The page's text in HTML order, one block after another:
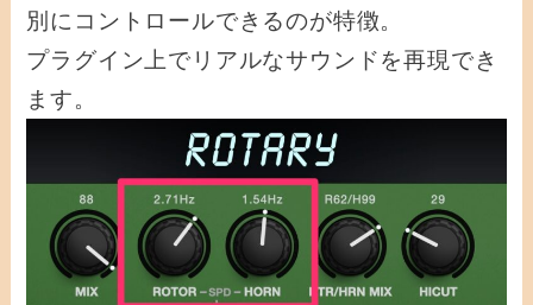
別にコントロールできるのが特徴。
プラグイン上でリアルなサウンドを再現でき
ます。